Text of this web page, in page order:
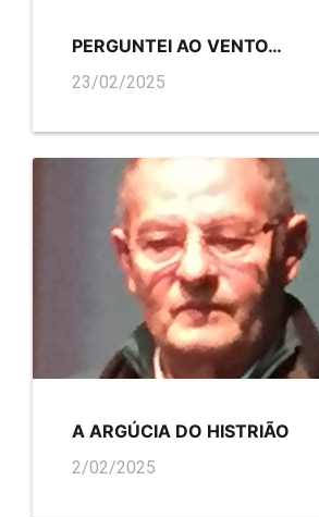
PERGUNTEI AO VENTO…
23/02/2025
A ARGÚCIA DO HISTRIÃO
2/02/2025